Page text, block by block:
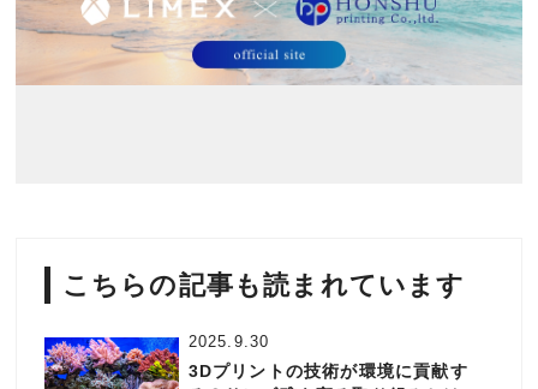
こちらの記事も読まれています
2025.9.30
3Dプリントの技術が環境に貢献す